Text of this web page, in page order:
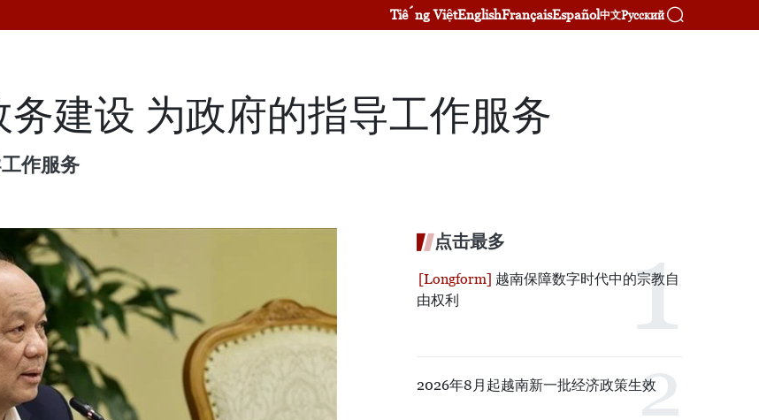
Tiếng ViệtEnglishFrançaisEspañol中文Русский
建设 为政府的指导工作服务
作服务
点击最多
越南保障数字时代中的宗教自
由权利
2026年8月起越南新一批经济政策生效